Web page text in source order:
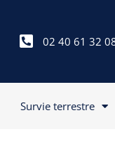
02 40 61 32
Survie terrestre